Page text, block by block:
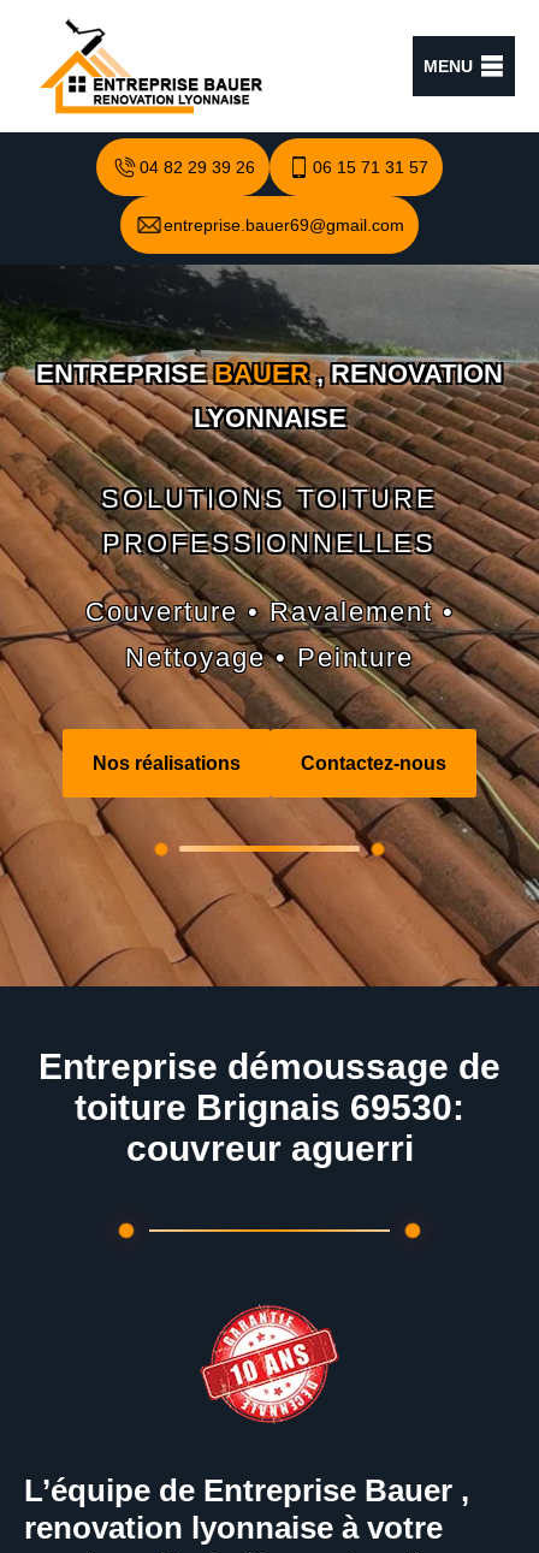
MENU
04 82 29 39 26 06 15 71 31 57
entreprise.bauer69@gmail.com
ENTREPRISEBAUER, RENOVATION
LYONNAISE
SOLUTIONS TOITURE
PROFESSIONNELLES
Couverture • Ravalement •
Nettoyage • Peinture
Nos réalisations Contactez-nous
Entreprise démoussage de
toiture Brignais 69530:
couvreur aguerri
L’équipe de Entreprise Bauer ,
renovation lyonnaise à votre